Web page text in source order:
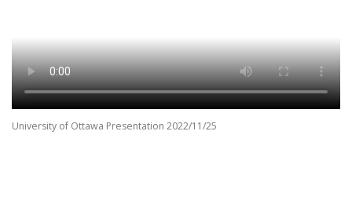
University of Ottawa Presentation 2022/11/25